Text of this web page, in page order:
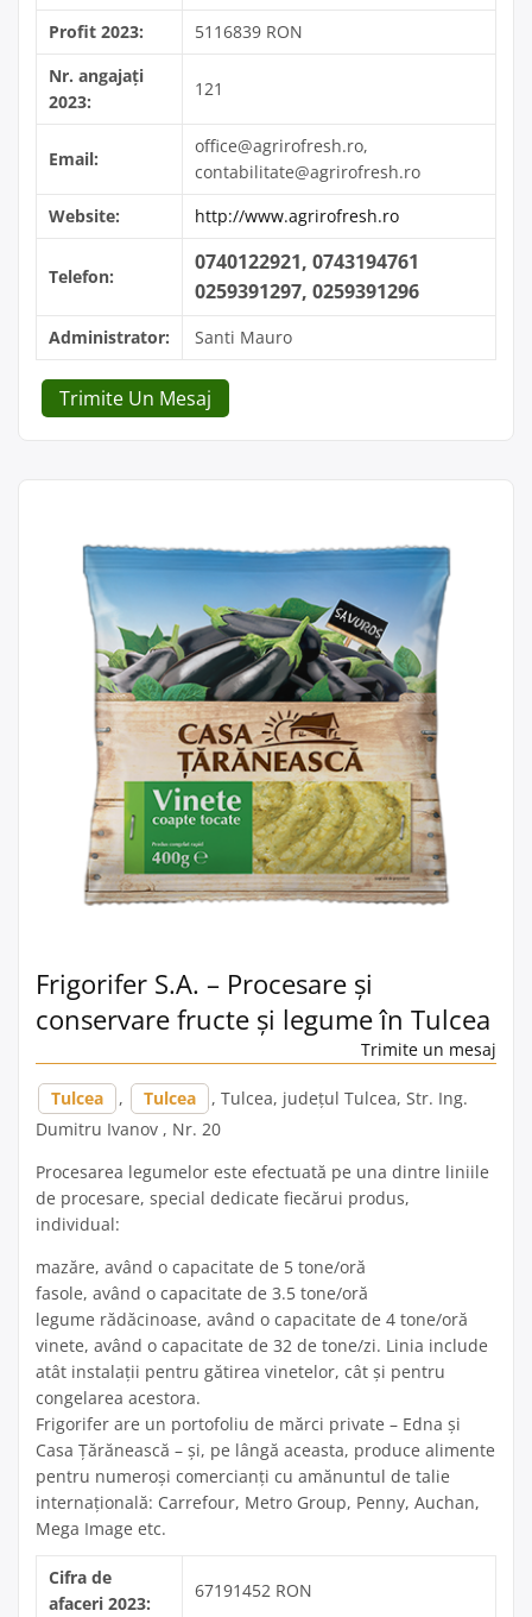
Profit 2023:
5116839 RON
Nr. angajați
2023:
121
Email:
office@agrirofresh.ro,
contabilitate@agrirofresh.ro
Website:
http://www.agrirofresh.ro
Telefon:
0740122921, 0743194761
0259391297, 0259391296
Administrator: Santi Mauro
Trimite Un Mesaj
Frigorifer S.A. – Procesare și
conservare fructe și legume în Tulcea
Trimite un mesaj
Tulcea , Tulcea
, Tulcea, județul Tulcea, Str. Ing.
Dumitru Ivanov , Nr. 20
Procesarea legumelor este efectuată pe una dintre liniile
de procesare, special dedicate fiecărui produs,
individual:
mazăre, având o capacitate de 5 tone/oră
fasole, având o capacitate de 3.5 tone/oră
legume rădăcinoase, având o capacitate de 4 tone/oră
vinete, având o capacitate de 32 de tone/zi. Linia include
atât instalaţii pentru gătirea vinetelor, cât şi pentru
congelarea acestora.
Frigorifer are un portofoliu de mărci private – Edna şi
Casa Ţărănească – şi, pe lângă aceasta, produce alimente
pentru numeroşi comercianţi cu amănuntul de talie
internaţională: Carrefour, Metro Group, Penny, Auchan,
Mega Image etc.
Cifra de
afaceri 2023:
67191452 RON